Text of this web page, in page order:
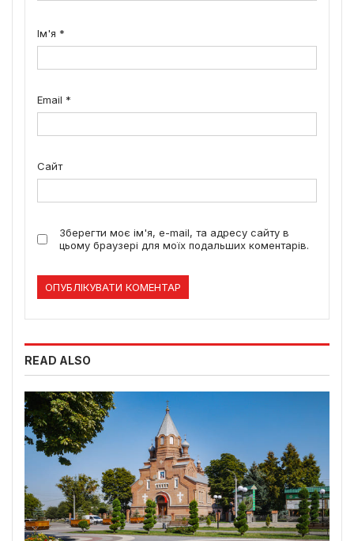
Ім'я *
Email *
Сайт
Зберегти моє ім'я, e-mail, та адресу сайту в
цьому браузері для моїх подальших коментарів.
READ ALSO